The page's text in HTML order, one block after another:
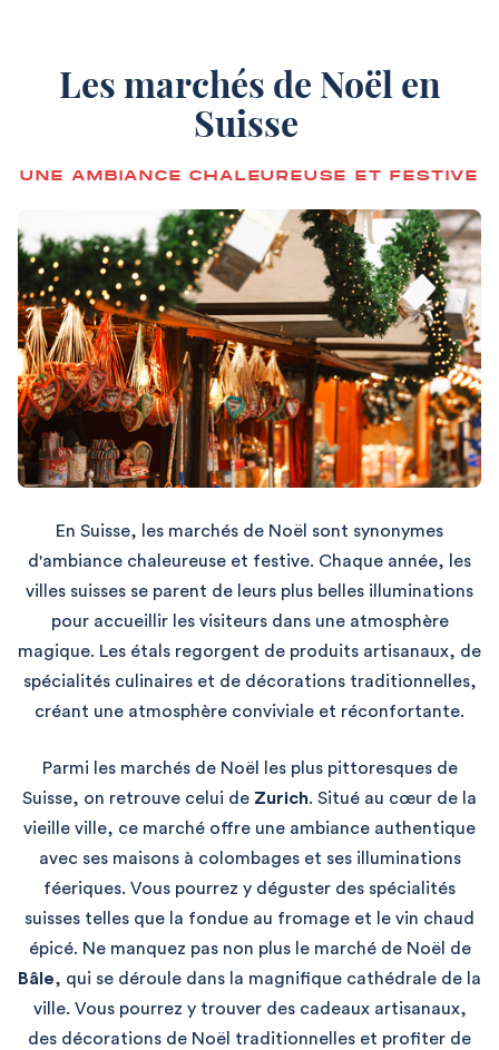
Les marchés de Noël en
Suisse
UNE AMBIANCE CHALEUREUSE ET FESTIVE
En Suisse, les marchés de Noël sont synonymes
d'ambiance chaleureuse et festive. Chaque année, les
villes suisses se parent de leurs plus belles illuminations
pour accueillir les visiteurs dans une atmosphère
magique. Les étals regorgent de produits artisanaux, de
spécialités culinaires et de décorations traditionnelles,
créant une atmosphère conviviale et réconfortante.
Parmi les marchés de Noël les plus pittoresques de
Suisse, on retrouve celui de Zurich. Situé au cœur de la
vieille ville, ce marché offre une ambiance authentique
avec ses maisons à colombages et ses illuminations
féeriques. Vous pourrez y déguster des spécialités
suisses telles que la fondue au fromage et le vin chaud
épicé. Ne manquez pas non plus le marché de Noël de
Bâle, qui se déroule dans la magnifique cathédrale de la
ville. Vous pourrez y trouver des cadeaux artisanaux,
des décorations de Noël traditionnelles et profiter de